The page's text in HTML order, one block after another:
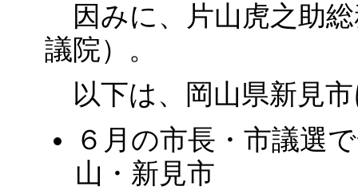
因みに、片山虎之助
議院）。
以下は、岡山県新見
６月の市長・市議選
山・新見市